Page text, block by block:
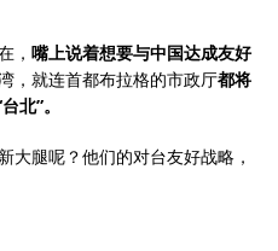
， 嘴上说着想要与中国达成友好
，就连首都布拉格的市政厅都将
北”。
大腿呢？他们的对台友好战略，